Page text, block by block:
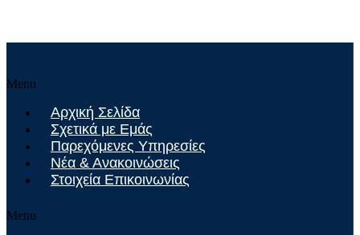
Menu
Αρχική Σελίδα
Σχετικά με Εμάς
Παρεχόμενες Υπηρεσίες
Νέα & Ανακοινώσεις
Στοιχεία Επικοινωνίας
Menu